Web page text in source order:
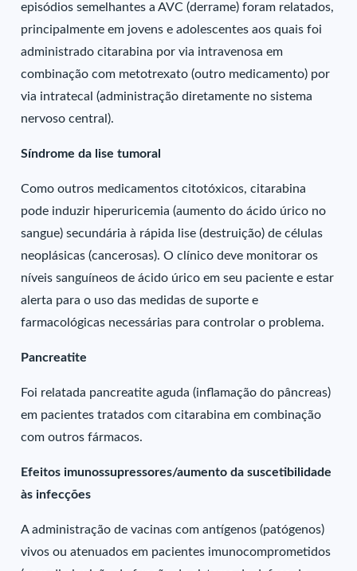
episódios semelhantes a AVC (derrame) foram relatados,
principalmente em jovens e adolescentes aos quais foi
administrado citarabina por via intravenosa em
combinação com metotrexato (outro medicamento) por
via intratecal (administração diretamente no sistema
nervoso central).
Síndrome da lise tumoral
Como outros medicamentos citotóxicos, citarabina
pode induzir hiperuricemia (aumento do ácido úrico no
sangue) secundária à rápida lise (destruição) de células
neoplásicas (cancerosas). O clínico deve monitorar os
níveis sanguíneos de ácido úrico em seu paciente e estar
alerta para o uso das medidas de suporte e
farmacológicas necessárias para controlar o problema.
Pancreatite
Foi relatada pancreatite aguda (inflamação do pâncreas)
em pacientes tratados com citarabina em combinação
com outros fármacos.
Efeitos imunossupressores/aumento da suscetibilidade
às infecções
A administração de vacinas com antígenos (patógenos)
vivos ou atenuados em pacientes imunocomprometidos